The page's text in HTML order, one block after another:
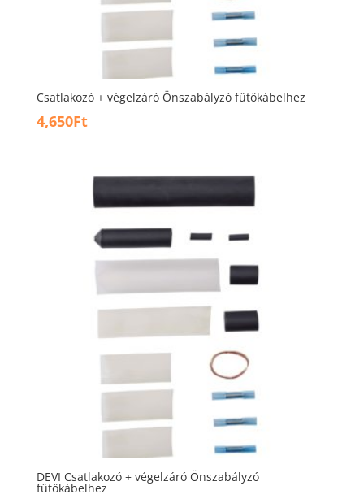
Csatlakozó + végelzáró Önszabályzó fűtőkábelhez
4,650Ft
DEVI Csatlakozó + végelzáró Önszabályzó
fűtőkábelhez